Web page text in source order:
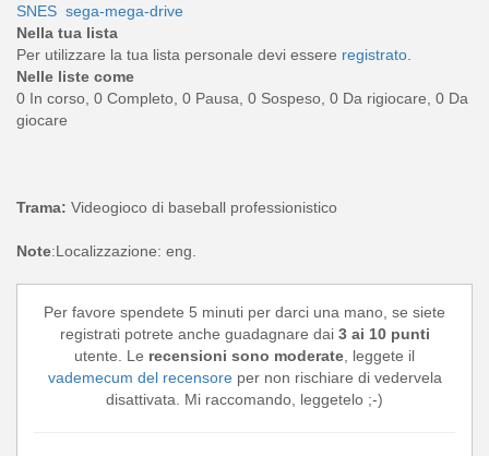
SNES sega-mega-drive
Nella tua lista
Per utilizzare la tua lista personale devi essere registrato.
Nelle liste come
0 In corso, 0 Completo, 0 Pausa, 0 Sospeso, 0 Da rigiocare, 0 Da
giocare
Trama: Videogioco di baseball professionistico
Note:Localizzazione: eng.
Per favore spendete 5 minuti per darci una mano, se siete
registrati potrete anche guadagnare dai 3 ai 10 punti
utente. Le recensioni sono moderate, leggete il
vademecum del recensoreper non rischiare di vedervela
disattivata. Mi raccomando, leggetelo ;-)